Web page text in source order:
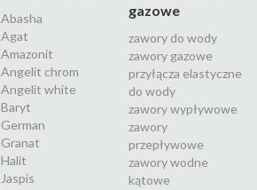
Abasha
Agat
Amazonit
Angelit chrom
Angelit white
Baryt
German
Granat
Halit
Jaspis
gazowe
zawory do wody
zawory gazowe
przyłącza elastyczne
do wody
zawory wypływowe
zawory
przepływowe
zawory wodne
kątowe